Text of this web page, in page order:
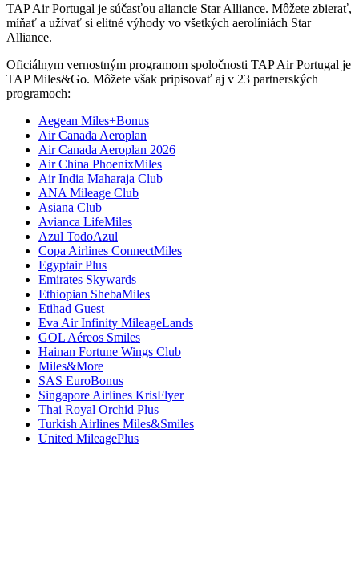
TAP Air Portugal je súčasťou aliancie Star Alliance. Môžete zbierať,
míňať a užívať si elitné výhody vo všetkých aerolíniách Star
Alliance.
Oficiálnym vernostným programom spoločnosti TAP Air Portugal je
TAP Miles&Go. Môžete však pripisovať aj v 23 partnerských
programoch:
Aegean Miles+Bonus
Air Canada Aeroplan
Air Canada Aeroplan 2026
Air China PhoenixMiles
Air India Maharaja Club
ANA Mileage Club
Asiana Club
Avianca LifeMiles
Azul TodoAzul
Copa Airlines ConnectMiles
Egyptair Plus
Emirates Skywards
Ethiopian ShebaMiles
Etihad Guest
Eva Air Infinity MileageLands
GOL Aéreos Smiles
Hainan Fortune Wings Club
Miles&More
SAS EuroBonus
Singapore Airlines KrisFlyer
Thai Royal Orchid Plus
Turkish Airlines Miles&Smiles
United MileagePlus